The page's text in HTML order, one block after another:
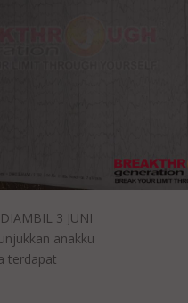
3 JUNI
anakku
terdapat